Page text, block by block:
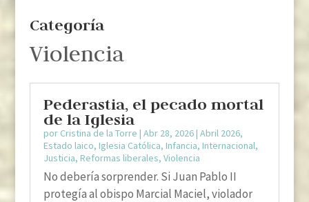
Categoría
Violencia
Pederastia, el pecado mortal
de la Iglesia
por Cristina de la Torre | Abr 28, 2026| Abril 2026,
Estado laico, Iglesia Católica, Infancia, Internacional,
Justicia, Reformas liberales, Violencia
No debería sorprender. Si Juan Pablo II
protegía al obispo Marcial Maciel, violador